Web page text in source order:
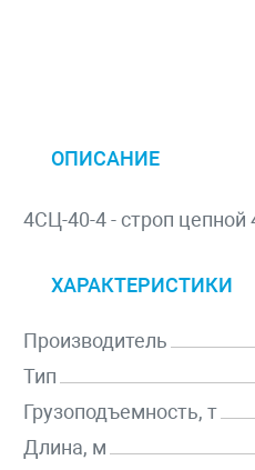
ОПИСАНИЕ
4СЦ-40-4 - строп цепной
ХАРАКТЕРИСТИКИ
Производитель
Тип
Грузоподъемность, т
Длина, м